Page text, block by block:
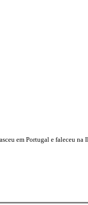
em Portugal e faleceu na